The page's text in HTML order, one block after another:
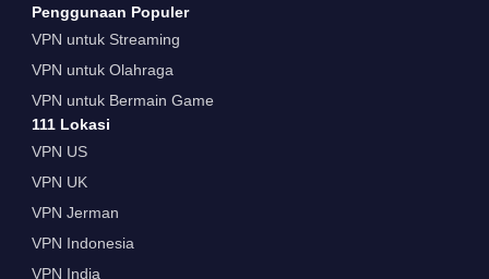
Penggunaan Populer
VPN untuk Streaming
VPN untuk Olahraga
VPN untuk Bermain Game
111 Lokasi
VPN US
VPN UK
VPN Jerman
VPN Indonesia
VPN India